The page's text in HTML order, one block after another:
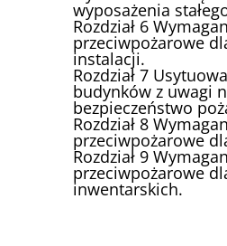
wyposażenia
Rozdział 6
przeciwpożarowe
instalacji.
Rozdział 7
budynków z uwagi
bezpieczeństwo
Rozdział 8
przeciwpożarowe
Rozdział 9
przeciwpożarowe
inwentarskich.